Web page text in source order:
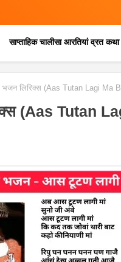
साप्ताहिक चालीसा आरतियां व्रत कथा
भजन लिरिक्स (Aas Tutan Lagi Ma
(Aas Tutan